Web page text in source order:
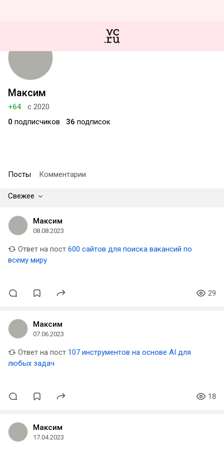
Максим
+64
с 2020
0 подписчиков 36 подписок
Посты Комментарии
Свежее
Максим
08.08.2023
Ответ на пост 600 сайтов для поиска вакансий по
всему миру
29
Максим
07.06.2023
Ответ на пост 107 инструментов на основе AI для
любых задач
18
Максим
17.04.2023